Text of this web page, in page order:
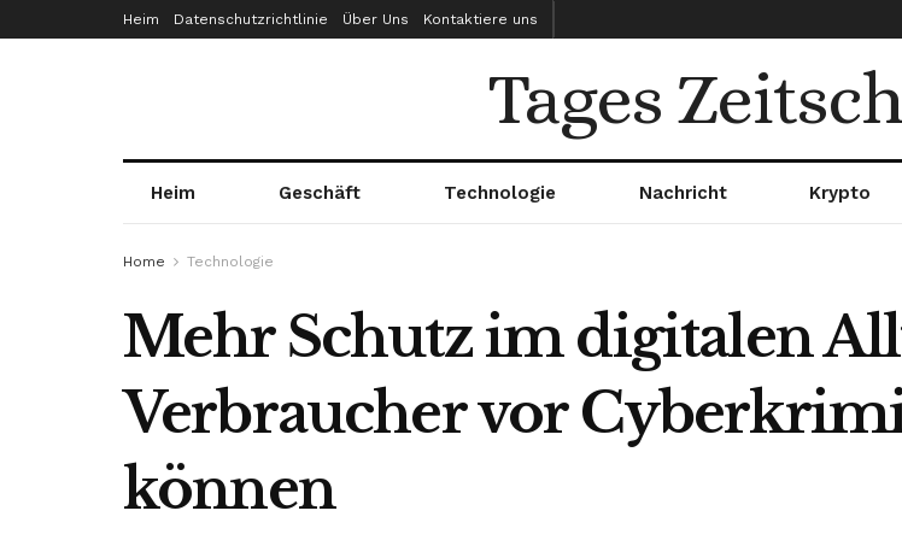
Heim Datenschutzrichtlinie Über Uns Kontaktiere uns
Tages
Heim Geschäft Technologie Nachricht Krypto
Home Technologie
Mehr Schutz im digitalen
Verbraucher vor
können